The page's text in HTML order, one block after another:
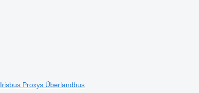
Irisbus Proxys Überlandbus